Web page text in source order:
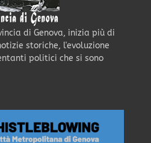
di Genova, inizia più di
storiche, l'evoluzione
politici che si sono